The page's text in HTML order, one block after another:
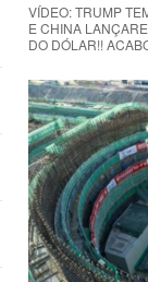
VÍDEO: TRUMP
E CHINA
DO DÓLAR!!